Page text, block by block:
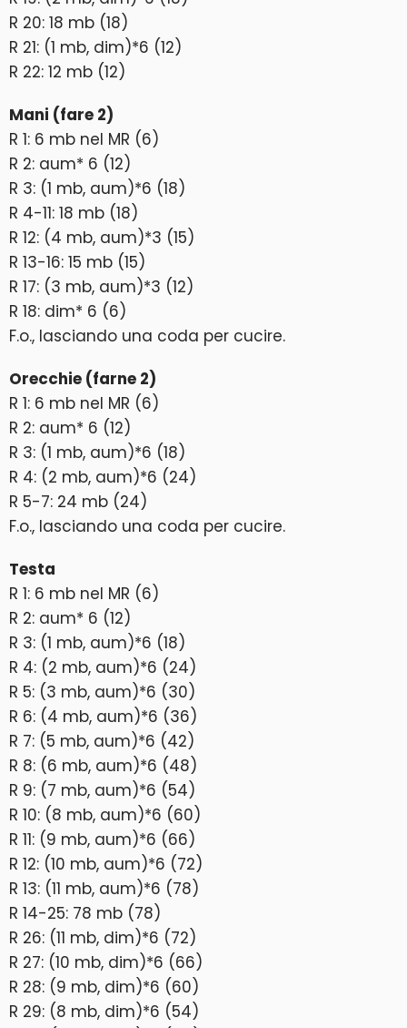
R 20: 18 mb (18)
R 21: (1 mb, dim)*6 (12)
R 22: 12 mb (12)
Mani (fare 2)
R 1: 6 mb nel MR (6)
R 2: aum* 6 (12)
R 3: (1 mb, aum)*6 (18)
R 4-11: 18 mb (18)
R 12: (4 mb, aum)*3 (15)
R 13-16: 15 mb (15)
R 17: (3 mb, aum)*3 (12)
R 18: dim* 6 (6)
F.o., lasciando una coda per cucire.
Orecchie (farne 2)
R 1: 6 mb nel MR (6)
R 2: aum* 6 (12)
R 3: (1 mb, aum)*6 (18)
R 4: (2 mb, aum)*6 (24)
R 5-7: 24 mb (24)
F.o., lasciando una coda per cucire.
Testa
R 1: 6 mb nel MR (6)
R 2: aum* 6 (12)
R 3: (1 mb, aum)*6 (18)
R 4: (2 mb, aum)*6 (24)
R 5: (3 mb, aum)*6 (30)
R 6: (4 mb, aum)*6 (36)
R 7: (5 mb, aum)*6 (42)
R 8: (6 mb, aum)*6 (48)
R 9: (7 mb, aum)*6 (54)
R 10: (8 mb, aum)*6 (60)
R 11: (9 mb, aum)*6 (66)
R 12: (10 mb, aum)*6 (72)
R 13: (11 mb, aum)*6 (78)
R 14-25: 78 mb (78)
R 26: (11 mb, dim)*6 (72)
R 27: (10 mb, dim)*6 (66)
R 28: (9 mb, dim)*6 (60)
R 29: (8 mb, dim)*6 (54)